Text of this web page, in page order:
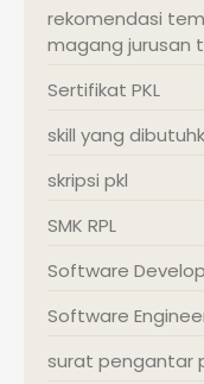
rekomendasi
magang jurusan
Sertifikat PKL
skill yang
skripsi pkl
SMK RPL
Software
Software
surat pengantar